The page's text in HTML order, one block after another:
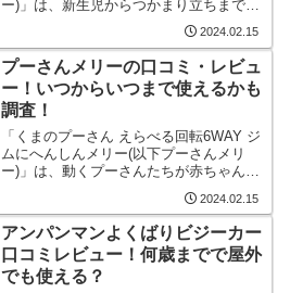
ー)」は、新生児からつかまり立ちまで、
子供の成長に合わせて長く使えるベビー
ジムです。プーさんメリーの購入を検討
している人も多いかと思いますが、旧型
と新型の違いが気...
2024.02.15
プーさんメリーの口コミ・レビュ
ー！いつからいつまで使えるかも
調査！
「くまのプーさん えらべる回転6WAY ジ
ムにへんしんメリー(以下プーさんメリ
ー)」は、動くプーさんたちが赤ちゃんの
興味を引くと大人気のおもちゃです。購
入を考えているママやパパも多いのでは
ないでしょうか。どんな口コミやレビュ
ーがあるのか気に...
2024.02.15
アンパンマンよくばりビジーカー
口コミレビュー！何歳までで屋外
でも使える？